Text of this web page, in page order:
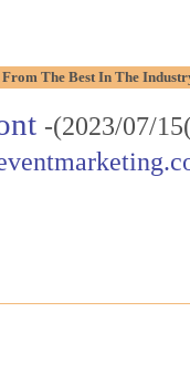
The Best In The
-(2023/07/